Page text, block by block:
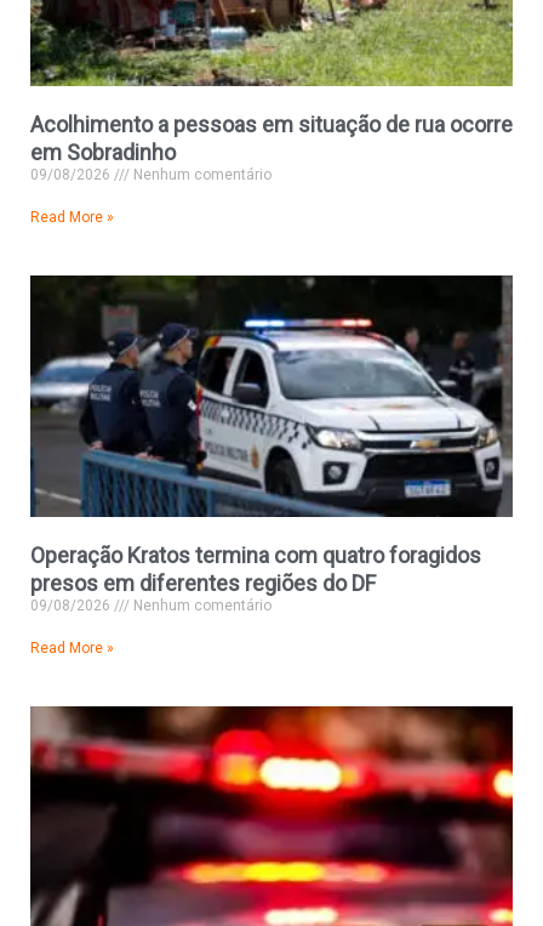
Acolhimento a pessoas em situação de rua ocorre
em Sobradinho
09/08/2026 Nenhum comentário
Read More »
Operação Kratos termina com quatro foragidos
presos em diferentes regiões do DF
09/08/2026 Nenhum comentário
Read More »